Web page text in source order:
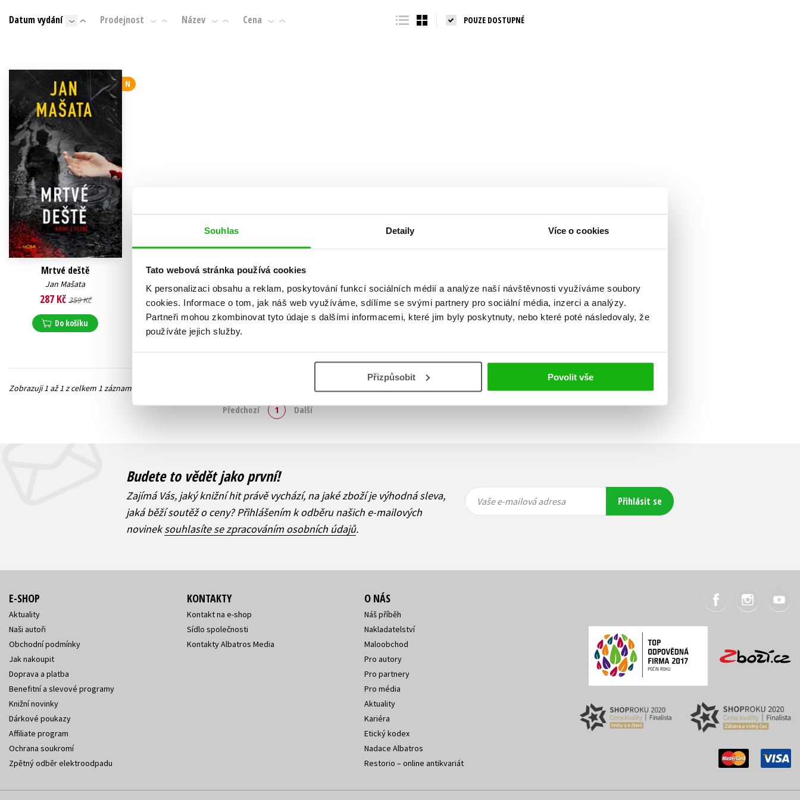
Souhlas Detaily Více o cookies
Tato webová stránka používá cookies
K personalizaci obsahu a reklam, poskytování funkcí sociálních médií a analýze naší návštěvnosti využíváme soubory
cookies. Informace o tom, jak náš web využíváme, sdílíme se svými partnery pro sociální média, inzerci a analýzy.
Partneři mohou zkombinovat tyto údaje s dalšími informacemi, které jim byly poskytnuty, nebo které poté následovaly, že
používáte jejich služby.
Přizpůsobit Povolit vše
Beletrie pro děti
Byznys a ekonomie
Jazyky
Populárně - naučné pro děti
Young adult (SK)
Datum vydání Prodejnost Název Cena POUZE DOSTUPNÉ
N
Mrtvé deště
Jan Mašata
287 Kč 359 Kč
Do košíku
Zobraz záznamů
Zobrazuji 1 až 1 z celkem 1 záznamů
Předchozí 1 Další
Budete to vědět jako první!
Zajímá Vás, jaký knižní hit právě vychází, na jaké zboží je výhodná sleva,
jaká běží soutěž o ceny? Přihlášením k odběru našich e-mailových
novineksouhlasíte se zpracováním osobních údajů.
Vaše e-
mailová
Vaše e-
mailová
Vaše e-mailová adresa Přihlásit se
E-SHOP
Aktuality
Naši autoři
Obchodní podmínky
Jak nakoupit
Doprava a platba
Benefitní a slevové programy
Knižní novinky
Dárkové poukazy
Affiliate program
Ochrana soukromí
Zpětný odběr elektroodpadu
KONTAKTY
Kontakt na e-shop
Sídlo společnosti
Kontakty Albatros Media
O NÁS
Náš příběh
Nakladatelství
Maloobchod
Pro autory
Pro partnery
Pro média
Aktuality
Kariéra
Etický kodex
Nadace Albatros
Restorio – online antikvariát